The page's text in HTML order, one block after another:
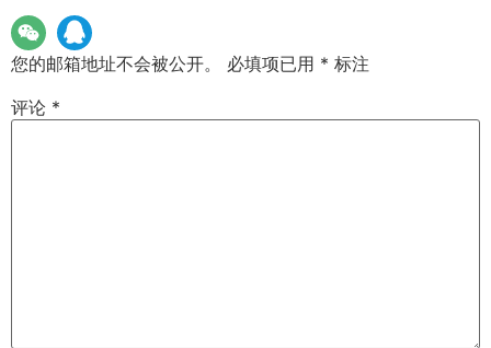
您的邮箱地址不会被公开。 必填项已用 * 标注
评论 *